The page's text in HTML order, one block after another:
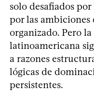
solo desafiados
por las
organizado. Pero
latinoamericana
a razones
lógicas de
persistentes.